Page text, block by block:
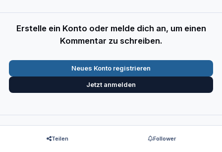
Erstelle ein Konto oder melde dich an, um einen
Kommentar zu schreiben.
Neues Konto registrieren
Jetzt anmelden
Teilen Follower